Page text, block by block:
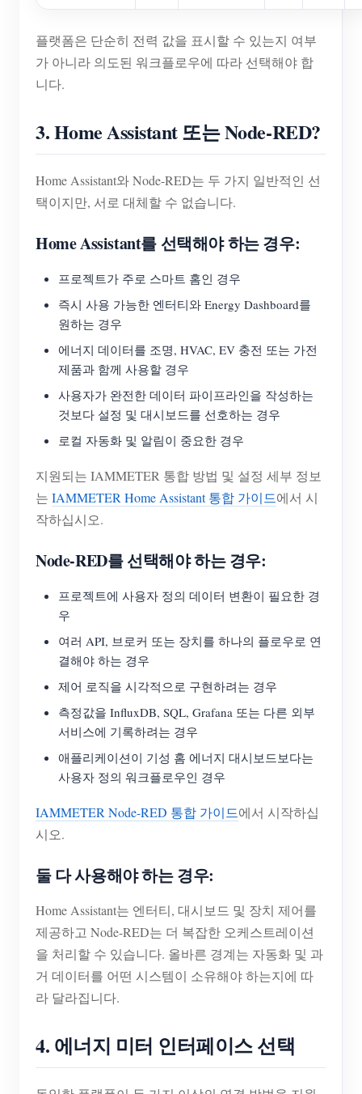
플랫폼은 단순히 전력 값을 표시할 수 있는지 여부
가 아니라 의도된 워크플로우에 따라 선택해야 합
니다.
3. Home Assistant 또는 Node-RED?
Home Assistant와 Node-RED는 두 가지 일반적인 선
택이지만, 서로 대체할 수 없습니다.
Home Assistant를 선택해야 하는 경우:
프로젝트가 주로 스마트 홈인 경우
즉시 사용 가능한 엔터티와 Energy Dashboard를
원하는 경우
에너지 데이터를 조명, HVAC, EV 충전 또는 가전
제품과 함께 사용할 경우
사용자가 완전한 데이터 파이프라인을 작성하는
것보다 설정 및 대시보드를 선호하는 경우
로컬 자동화 및 알림이 중요한 경우
지원되는 IAMMETER 통합 방법 및 설정 세부 정보
는 IAMMETER Home Assistant 통합 가이드에서 시
작하십시오.
Node-RED를 선택해야 하는 경우:
프로젝트에 사용자 정의 데이터 변환이 필요한 경
우
여러 API, 브로커 또는 장치를 하나의 플로우로 연
결해야 하는 경우
제어 로직을 시각적으로 구현하려는 경우
측정값을 InfluxDB, SQL, Grafana 또는 다른 외부
서비스에 기록하려는 경우
애플리케이션이 기성 홈 에너지 대시보드보다는
사용자 정의 워크플로우인 경우
IAMMETER Node-RED 통합 가이드에서 시작하십
시오.
둘 다 사용해야 하는 경우:
Home Assistant는 엔터티, 대시보드 및 장치 제어를
제공하고 Node-RED는 더 복잡한 오케스트레이션
을 처리할 수 있습니다. 올바른 경계는 자동화 및 과
거 데이터를 어떤 시스템이 소유해야 하는지에 따
라 달라집니다.
4. 에너지 미터 인터페이스 선택